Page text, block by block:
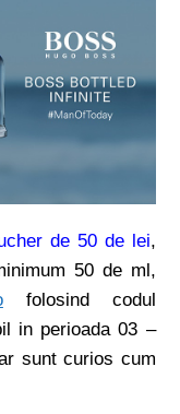
de 50 de lei,
50 de ml,
folosind codul
in perioada 03 –
sunt curios cum